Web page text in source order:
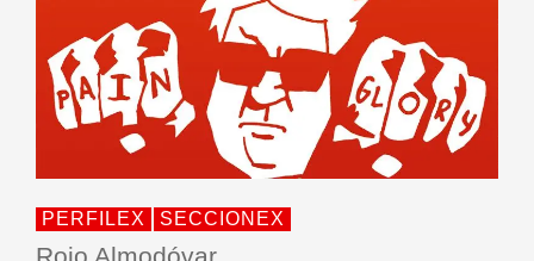
PERFILEX SECCIONEX